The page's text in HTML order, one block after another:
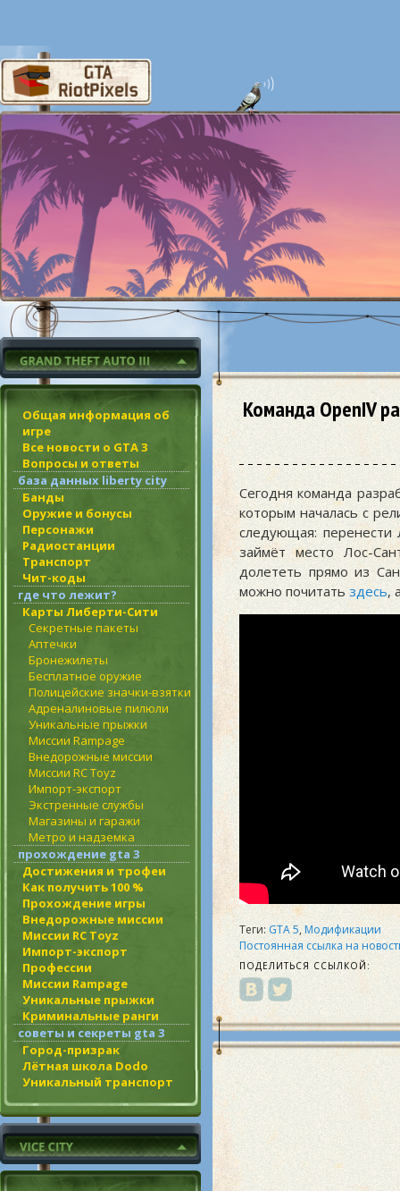
Общая информация об
игре
Все новости о GTA 3
Вопросы и ответы
база данных liberty city
Банды
Оружие и бонусы
Персонажи
Радиостанции
Транспорт
Чит-коды
где что лежит?
Карты Либерти-Сити
Секретные пакеты
Аптечки
Бронежилеты
Бесплатное оружие
Полицейские значки-взятки
Адреналиновые пилюли
Уникальные прыжки
Миссии Rampage
Внедорожные миссии
Миссии RC Toyz
Импорт-экспорт
Экстренные службы
Магазины и гаражи
Метро и надземка
прохождение gta 3
Достижения и трофеи
Как получить 100 %
Прохождение игры
Внедорожные миссии
Миссии RC Toyz
Импорт-экспорт
Профессии
Миссии Rampage
Уникальные прыжки
Криминальные ранги
советы и секреты gta 3
Город-призрак
Лётная школа Dodo
Уникальный транспорт
Команда OpenIV
Сегодня команда
которым началась с
следующая:
займёт место Лос-
долететь прямо из
можно почитатьздесь,
Теги: GTA 5,Модификации
Постоянная ссылка на
ПОДЕЛИТЬСЯ ССЫЛКОЙ: